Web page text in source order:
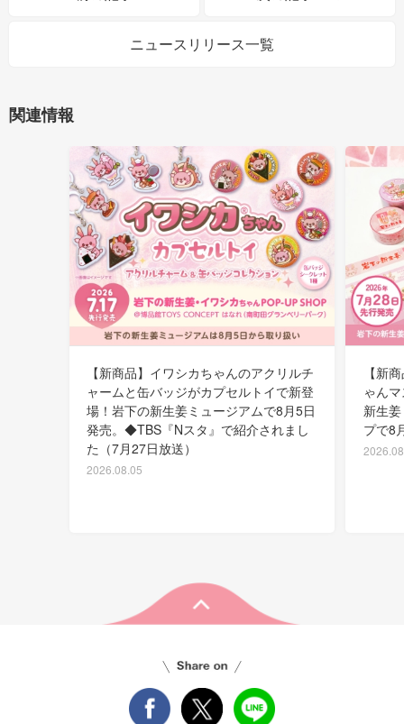
ニュースリリース一覧
関連情報
【新商品】イワシカちゃんのアクリルチ
ャームと缶バッジがカプセルトイで新登
場！岩下の新生姜ミュージアムで8月5日
発売。◆TBS『Nスタ』で紹介されまし
た（7月27日放送）
2026.08.05
【新
ゃん
新生
プで8